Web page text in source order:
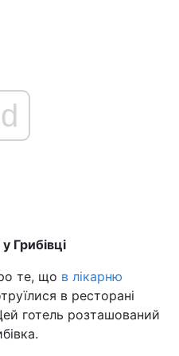
Грибівці
те, що в лікарню
в ресторані
готель розташований